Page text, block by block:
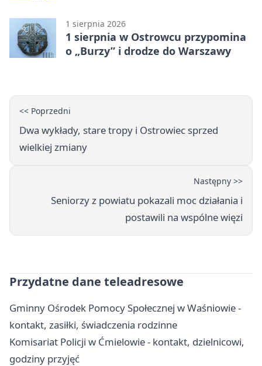
(Grupa IV)
1 sierpnia 2026
1 sierpnia w Ostrowcu przypomina
o „Burzy” i drodze do Warszawy
<< Poprzedni
Dwa wykłady, stare tropy i Ostrowiec sprzed
wielkiej zmiany
Następny >>
Seniorzy z powiatu pokazali moc działania i
postawili na wspólne więzi
Przydatne dane teleadresowe
Gminny Ośrodek Pomocy Społecznej w Waśniowie -
kontakt, zasiłki, świadczenia rodzinne
Komisariat Policji w Ćmielowie - kontakt, dzielnicowi,
godziny przyjęć